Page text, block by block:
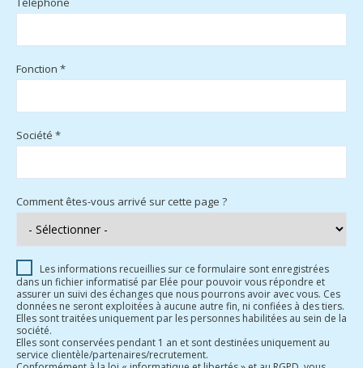
Fonction *
Société *
Comment êtes-vous arrivé sur cette page ?
Les informations recueillies sur ce formulaire sont enregistrées
dans un fichier informatisé par Elée pour pouvoir vous répondre et
assurer un suivi des échanges que nous pourrons avoir avec vous. Ces
données ne seront exploitées à aucune autre fin, ni confiées à des tiers.
Elles sont traitées uniquement par les personnes habilitées au sein de la
société.
Elles sont conservées pendant 1 an et sont destinées uniquement au
service clientèle/partenaires/recrutement.